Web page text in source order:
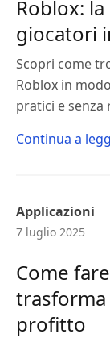
Roblox:
giocatori
Scopri come
Roblox in
pratici e senza
Continua a
Applicazioni
7 luglio 2025
Come
trasforma
profitto